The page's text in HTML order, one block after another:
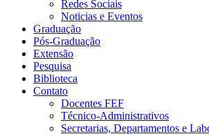
Redes Sociais
Noticias e Eventos
Graduação
Pós-Graduação
Extensão
Pesquisa
Biblioteca
Contato
Docentes FEF
Técnico-Administrativos
Secretarias, Departamentos e